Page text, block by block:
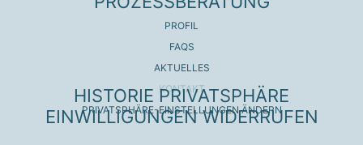
PROFIL
FAQS
AKTUELLES
KONTAKT
PRIVATSPHÄRE-EINSTELLUNGEN ÄNDERN
HISTORIE PRIVATSPHÄRE
EINWILLIGUNGEN WIDERRUFEN
Terminvereinbarung
Sie interessieren sich füreinindividuelles
Coaching, einePaartherapie, eine